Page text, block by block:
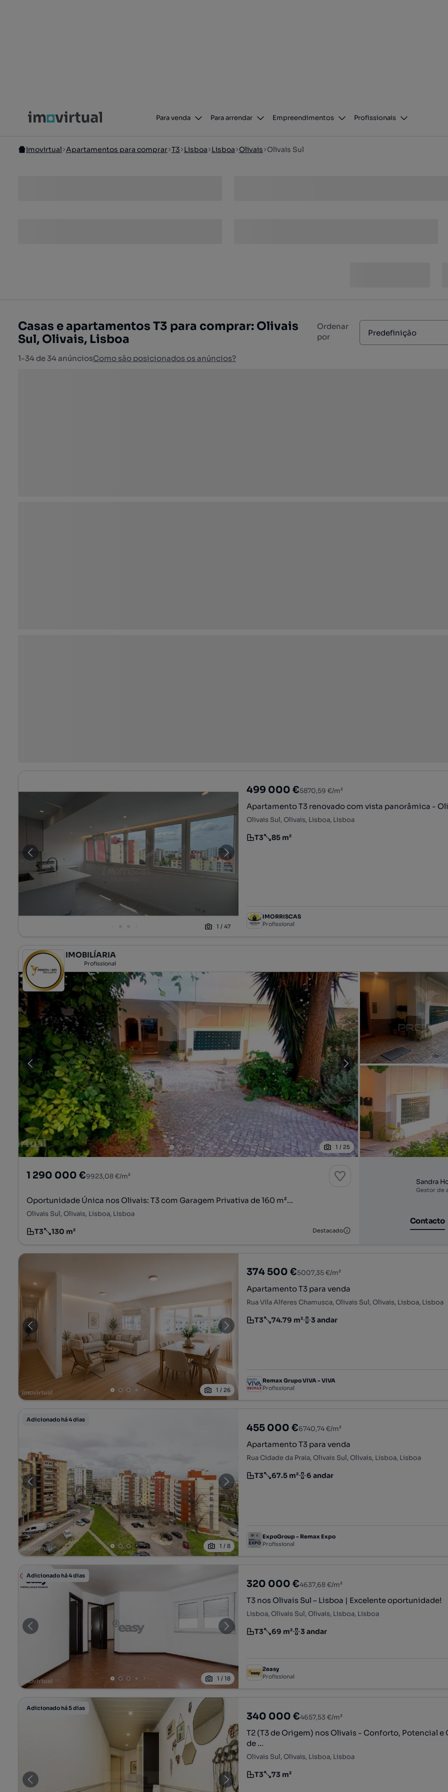
Para venda Para arrendar Empreendimentos Profissionais
Imovirtual Apartamentos para comprar T3 Lisboa Lisboa Olivais Olivais Sul
Casas e apartamentos T3 para comprar: Olivais
Sul, Olivais, Lisboa
1-34 de 34 anúnciosComo são posicionados os anúncios?
Ordenar
por
Predefinição
1 /47
499 000 €5870,59 €/m²
Apartamento T3 renovado com vista panorâmica -
Olivais Sul, Olivais, Lisboa, Lisboa
Tipologia
T3
Preço por metro quadrado
85 m²
IMORRISCAS
Profissional
PREDIMED IMOBILÍARIA
Profissional
1 / 25
1 290 000 €9923,08 €/m²
Oportunidade Única nos Olivais: T3 com Garagem Privativa de 160 m²...
Olivais Sul, Olivais, Lisboa, Lisboa
Tipologia
T3
Preço por metro quadrado
130 m² Destacado
Sandra
Gestor de
Contacto
1 / 26
374 500 €5007,35 €/m²
Apartamento T3 para venda
Rua Vila Alferes Chamusca, Olivais Sul, Olivais, Lisboa, Lisboa
Tipologia
T3
Preço por metro quadrado
74.79 m²
Andar 3 andar
Remax Grupo VIVA - VIVA
Profissional
Adicionado há 4 dias
1 /8
455 000 €6740,74 €/m²
Apartamento T3 para venda
Rua Cidade da Praia, Olivais Sul, Olivais, Lisboa, Lisboa
Tipologia
T3
Preço por metro quadrado
67.5 m²
Andar 6 andar
ExpoGroup - Remax Expo
Profissional
Adicionado há 4 dias
1 /18
320 000 €4637,68 €/m²
T3 nos Olivais Sul – Lisboa | Excelente oportunidade!
Lisboa, Olivais Sul, Olivais, Lisboa, Lisboa
Tipologia
T3
Preço por metro quadrado
69 m²
Andar 3 andar
2easy
Profissional
Adicionado há 5 dias
340 000 €4657,53 €/m²
T2 (T3 de Origem) nos Olivais - Conforto, Potencial e
de ...
Olivais Sul, Olivais, Lisboa, Lisboa
Tipologia
T3
Preço por metro quadrado
73 m²